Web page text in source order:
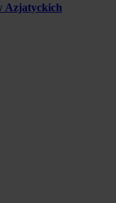
Azjatyckich